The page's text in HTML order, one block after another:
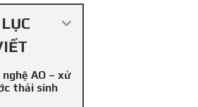
nghệ AO – xử
thải sinh